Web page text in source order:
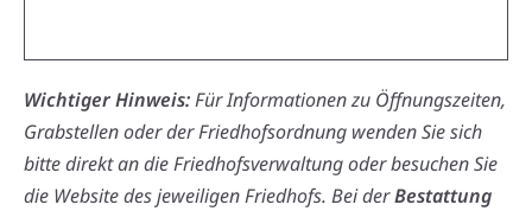
Wichtiger Hinweis:Für Informationen zu Öffnungszeiten,
Grabstellen oder der Friedhofsordnung wenden Sie sich
bitte direkt an die Friedhofsverwaltung oder besuchen Sie
die Website des jeweiligen Friedhofs. Bei derBestattung